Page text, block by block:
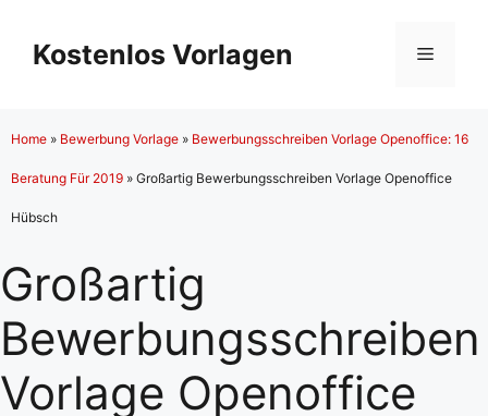
Inhalt
springen
Kostenlos Vorlagen Menü
Home » Bewerbung Vorlage » Bewerbungsschreiben Vorlage Openoffice: 16
Beratung Für 2019 » Großartig Bewerbungsschreiben Vorlage Openoffice
Hübsch
Großartig
Bewerbungsschreiben
Vorlage Openoffice